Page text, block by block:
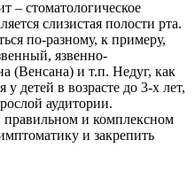
– стоматологическое
слизистая полости рта.
по-разному, к примеру,
язвенно-
(Венсана) и т.п. Недуг, как
детей в возрасте до 3-х лет,
аудитории.
правильном и комплексном
и закрепить